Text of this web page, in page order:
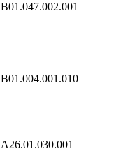
B01.047.002.001
B01.004.001.010
A26.01.030.001